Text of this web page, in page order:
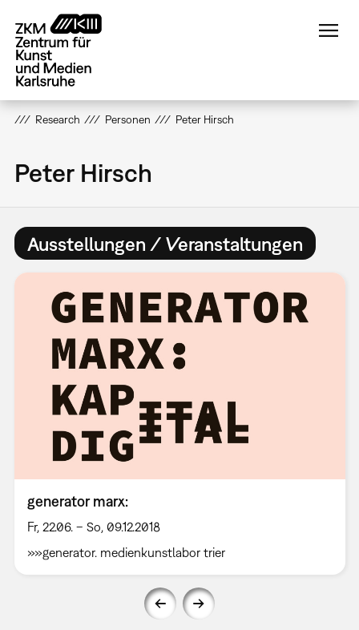
zum
Inhalt
Research Personen Peter Hirsch
Peter Hirsch
Ausstellungen / Veranstaltungen
generator marx:
Fr, 22.06. – So, 09.12.2018
»»generator. medienkunstlabor trier